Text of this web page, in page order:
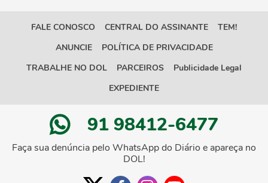
FALE CONOSCO CENTRAL DO ASSINANTE
TEM!
ANUNCIE
POLÍTICA DE PRIVACIDADE
TRABALHE NO DOL
PARCEIROS
Publicidade Legal
EXPEDIENTE
91 98412-6477
Faça sua denúncia pelo WhatsApp do Diário e apareça no
DOL!